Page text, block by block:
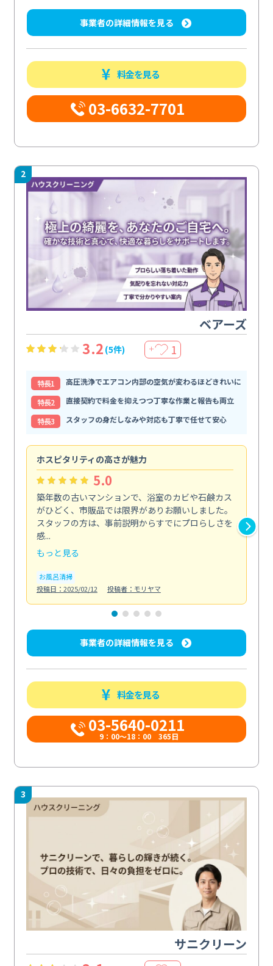
事業者の詳細情報を見る
料金を見る
03-6632-7701
2
ベアーズ
3.2 (5件) ＋ 1
特⻑1
高圧洗浄でエアコン内部の空気が変わるほどきれいに
特⻑2
直接契約で料金を抑えつつ丁寧な作業と報告も両立
特⻑3
スタッフの身だしなみや対応も丁寧で任せて安心
ホスピタリティの高さが魅力
5.0
築年数の古いマンションで、浴室のカビや石鹸カス
がひどく、市販品では限界がありお願いしました。
スタッフの方は、事前説明からすでにプロらしさを
感...
もっと見る
お風呂清掃
投稿日：2025/02/12
投稿者：モリヤマ
事業者の詳細情報を見る
料金を見る
03-5640-0211
9：00～18：00 365日
3
サニクリーン